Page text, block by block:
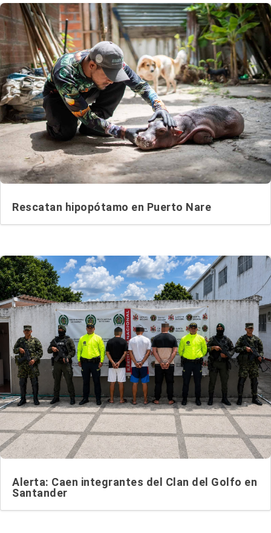
Rescatan hipopótamo en Puerto Nare
Alerta: Caen integrantes del Clan del Golfo en
Santander